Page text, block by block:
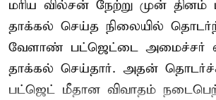
மரிய வில்சன் நேற்று முன் தினம்
தாக்கல் செய்த நிலையில்
வேளாண் பட்ஜெட்டை அமைச்சர்
தாக்கல் செய்தார். அதன்
பட்ஜெட் மீதான விவாதம்